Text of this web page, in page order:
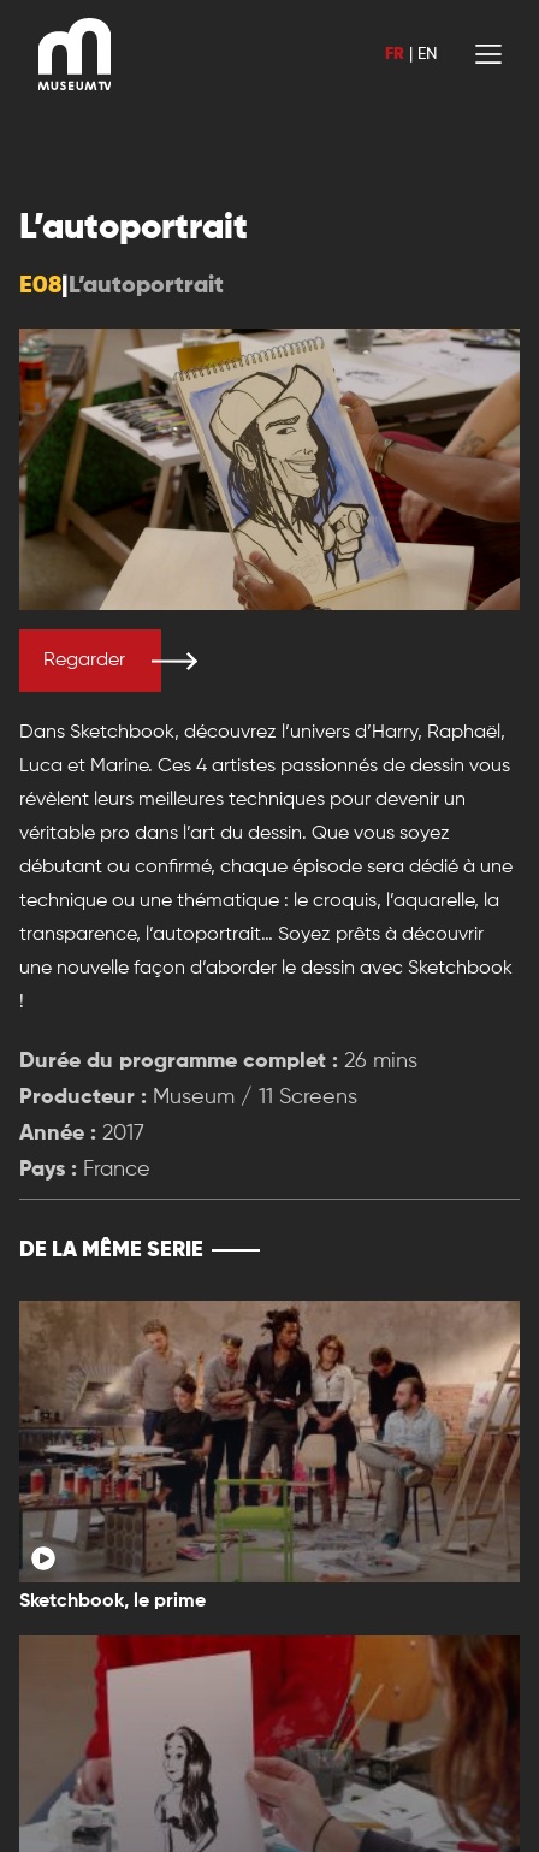
contenu
FR EN
L’autoportrait
E08 L’autoportrait
Regarder
Dans Sketchbook, découvrez l’univers d’Harry, Raphaël,
Luca et Marine. Ces 4 artistes passionnés de dessin vous
révèlent leurs meilleures techniques pour devenir un
véritable pro dans l’art du dessin. Que vous soyez
débutant ou confirmé, chaque épisode sera dédié à une
technique ou une thématique : le croquis, l’aquarelle, la
transparence, l’autoportrait… Soyez prêts à découvrir
une nouvelle façon d’aborder le dessin avec Sketchbook
!
Durée du programme complet : 26 mins
Producteur : Museum / 11 Screens
Année : 2017
Pays : France
DE LA MÊME SERIE
Sketchbook, le prime